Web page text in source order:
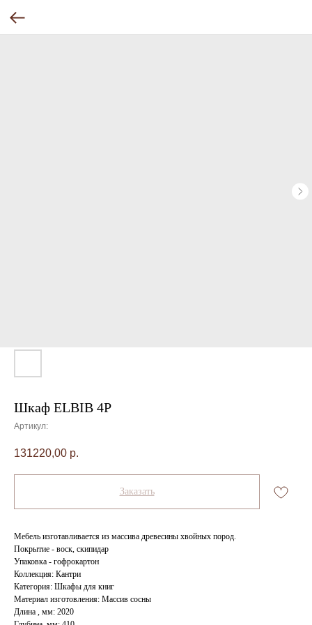
Шкаф ELBIB 4P
Артикул:
131220,00 р.
Заказать
Мебель изготавливается из массива древесины хвойных пород.
Покрытие - воск, скипидар
Упаковка - гофрокартон
Коллекция: Кантри
Категория: Шкафы для книг
Материал изготовления: Массив сосны
Длина , мм: 2020